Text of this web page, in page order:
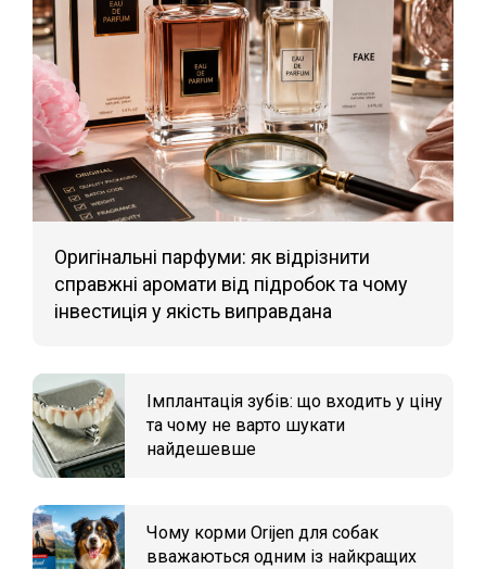
Оригінальні парфуми: як відрізнити
справжні аромати від підробок та чому
інвестиція у якість виправдана
Імплантація зубів: що входить у ціну
та чому не варто шукати
найдешевше
Чому корми Orijen для собак
вважаються одним із найкращих